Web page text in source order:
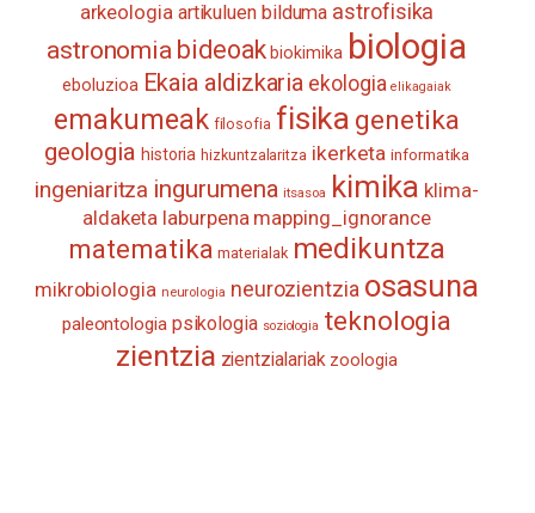
arkeologia artikuluen bilduma astrofisika
astronomia bideoak biokimika biologia
eboluzioa Ekaia aldizkaria ekologia elikagaiak
emakumeak filosofia fisika genetika
geologia historia hizkuntzalaritza ikerketa informatika
ingeniaritza ingurumena itsasoa kimika klima-
aldaketa laburpena mapping_ignorance
matematika materialak medikuntza
mikrobiologia neurologia neurozientzia osasuna
paleontologia psikologia soziologia teknologia
zientzia zientzialariak zoologia